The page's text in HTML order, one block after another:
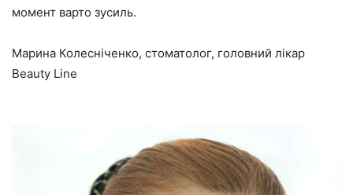
момент варто зусиль.
Марина Колесніченко, стоматолог, головний лікар
Beauty Line